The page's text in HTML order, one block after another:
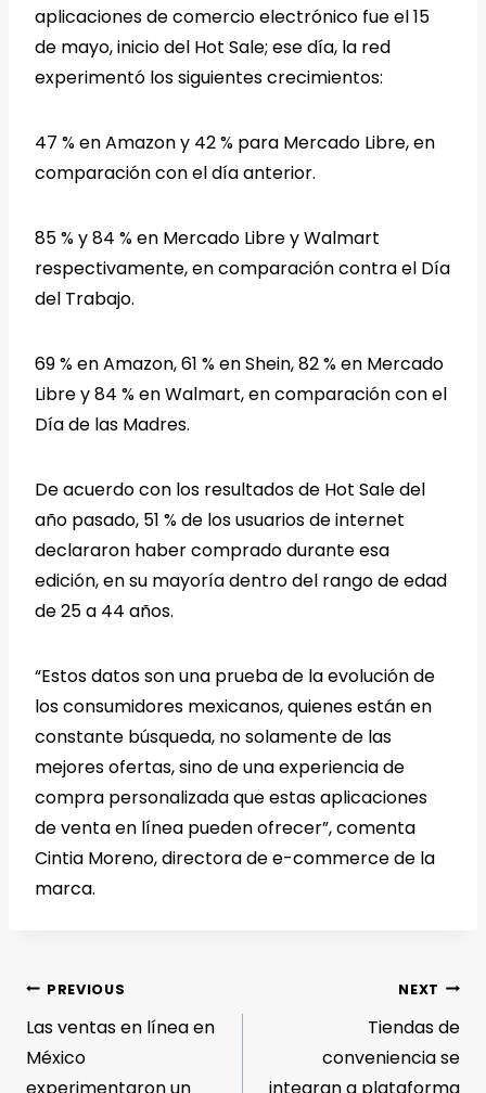
aplicaciones de comercio electrónico fue el 15
de mayo, inicio del Hot Sale; ese día, la red
experimentó los siguientes crecimientos:
47 % en Amazon y 42 % para Mercado Libre, en
comparación con el día anterior.
85 % y 84 % en Mercado Libre y Walmart
respectivamente, en comparación contra el Día
del Trabajo.
69 % en Amazon, 61 % en Shein, 82 % en Mercado
Libre y 84 % en Walmart, en comparación con el
Día de las Madres.
De acuerdo con los resultados de Hot Sale del
año pasado, 51 % de los usuarios de internet
declararon haber comprado durante esa
edición, en su mayoría dentro del rango de edad
de 25 a 44 años.
“Estos datos son una prueba de la evolución de
los consumidores mexicanos, quienes están en
constante búsqueda, no solamente de las
mejores ofertas, sino de una experiencia de
compra personalizada que estas aplicaciones
de venta en línea pueden ofrecer”, comenta
Cintia Moreno, directora de e-commerce de la
marca.
PREVIOUS
Las ventas en línea en
México
experimentaron un
NEXT
Tiendas de
conveniencia se
integran a plataforma